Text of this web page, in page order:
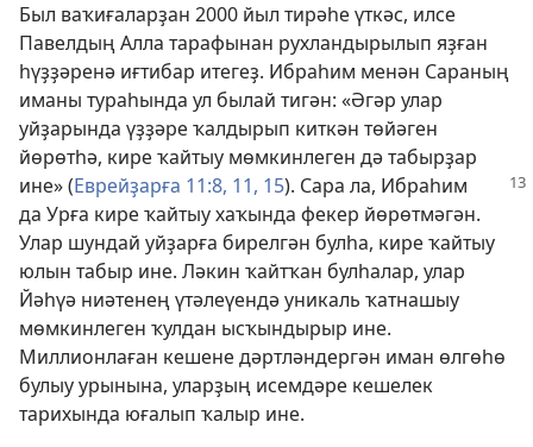
Был ваҡиғаларҙан 2000 йыл тирәһе үткәс, илсе
Павелдың Алла тарафынан рухландырылып яҙған
һүҙҙәренә иғтибар итегеҙ. Ибраһим менән Сараның
иманы тураһында ул былай тигән: «Әгәр улар
уйҙарында үҙҙәре ҡалдырып киткән төйәген
йөрөтһә, кире ҡайтыу мөмкинлеген дә табырҙар
ине» (Еврейҙарға 11:8, 11, 15). Сара ла, Ибраһим
да Урға кире ҡайтыу хаҡында фекер йөрөтмәгән.
Улар шундай уйҙарға бирелгән булһа, кире ҡайтыу
юлын табыр ине. Ләкин ҡайтҡан булһалар, улар
Йәһүә ниәтенең үтәлеүендә уникаль ҡатнашыу
мөмкинлеген ҡулдан ысҡындырыр ине.
Миллионлаған кешене дәртләндергән иман өлгөһө
булыу урынына, уларҙың исемдәре кешелек
тарихында юғалып ҡалыр ине.